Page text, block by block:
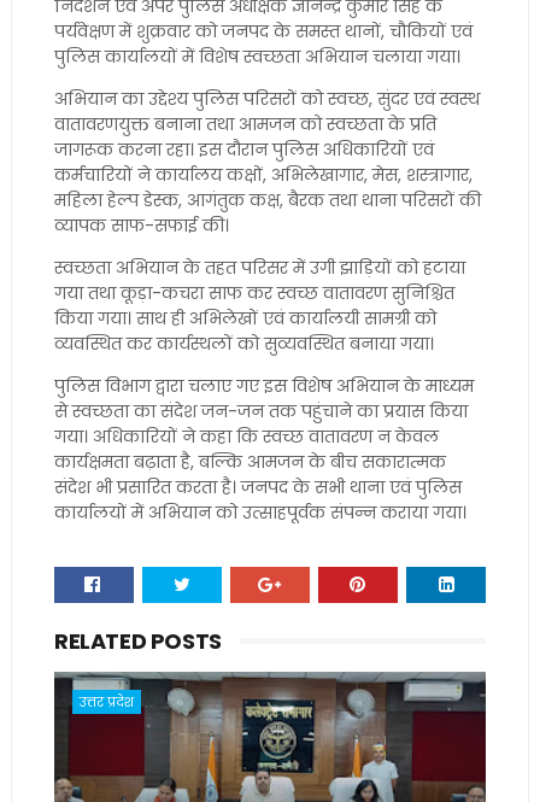
निर्देशन एवं अपर पुलिस अधीक्षक ज्ञानेन्द्र कुमार सिंह के
पर्यवेक्षण में शुक्रवार को जनपद के समस्त थानों, चौकियों एवं
पुलिस कार्यालयों में विशेष स्वच्छता अभियान चलाया गया।
अभियान का उद्देश्य पुलिस परिसरों को स्वच्छ, सुंदर एवं स्वस्थ
वातावरणयुक्त बनाना तथा आमजन को स्वच्छता के प्रति
जागरूक करना रहा। इस दौरान पुलिस अधिकारियों एवं
कर्मचारियों ने कार्यालय कक्षों, अभिलेखागार, मेस, शस्त्रागार,
महिला हेल्प डेस्क, आगंतुक कक्ष, बैरक तथा थाना परिसरों की
व्यापक साफ-सफाई की।
स्वच्छता अभियान के तहत परिसर में उगी झाड़ियों को हटाया
गया तथा कूड़ा-कचरा साफ कर स्वच्छ वातावरण सुनिश्चित
किया गया। साथ ही अभिलेखों एवं कार्यालयी सामग्री को
व्यवस्थित कर कार्यस्थलों को सुव्यवस्थित बनाया गया।
पुलिस विभाग द्वारा चलाए गए इस विशेष अभियान के माध्यम
से स्वच्छता का संदेश जन-जन तक पहुंचाने का प्रयास किया
गया। अधिकारियों ने कहा कि स्वच्छ वातावरण न केवल
कार्यक्षमता बढ़ाता है, बल्कि आमजन के बीच सकारात्मक
संदेश भी प्रसारित करता है। जनपद के सभी थाना एवं पुलिस
कार्यालयों में अभियान को उत्साहपूर्वक संपन्न कराया गया।
RELATED POSTS
उत्तर प्रदेश